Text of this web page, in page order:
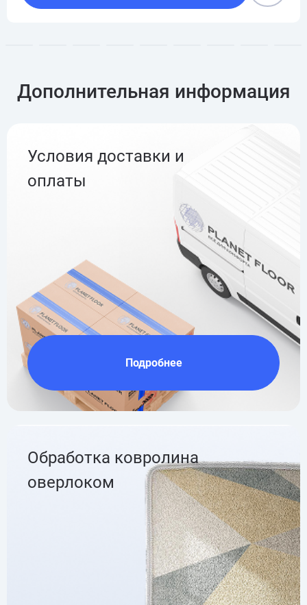
Дополнительная информация
Условия доставки и
оплаты
Подробнее
Обработка ковролина
оверлоком